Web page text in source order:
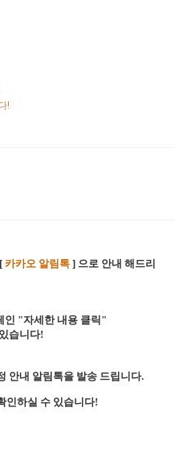
!
카카오 알림톡 ] 으로 안내 해드리
인 "자세한 내용 클릭"
습니다!
안내 알림톡을 발송 드립니다.
인하실 수 있습니다!